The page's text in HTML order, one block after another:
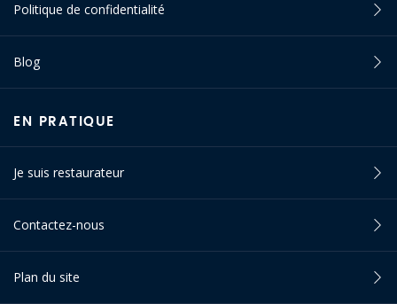
Politique de confidentialité
Blog
EN PRATIQUE
Je suis restaurateur
Contactez-nous
Plan du site